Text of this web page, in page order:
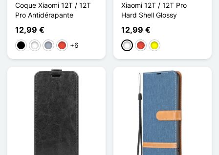
Coque Xiaomi 12T / 12T
Pro Antidérapante
12,99 €
NegroBlanco
Gris Rojo+6
Xiaomi 12T / 12T Pro
Hard Shell Glossy
12,99 €
BlancoRojoAmarillo